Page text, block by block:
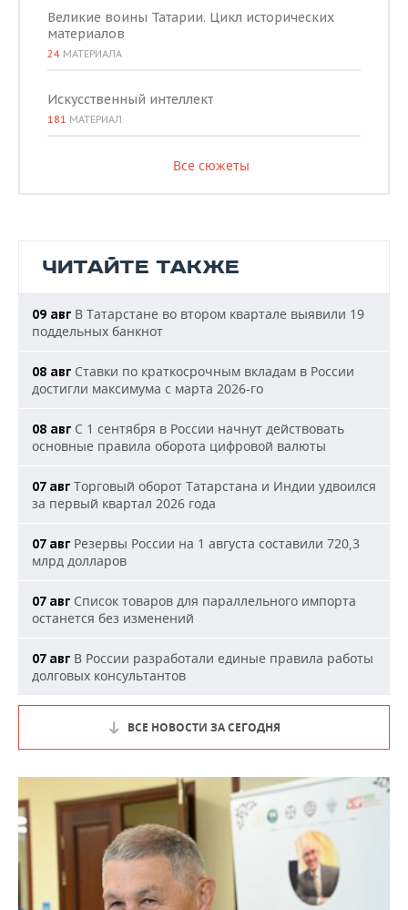
Великие воины Татарии. Цикл исторических
материалов
24 МАТЕРИАЛА
Искусственный интеллект
181 МАТЕРИАЛ
Все сюжеты
ЧИТАЙТЕ ТАКЖЕ
09 авг В Татарстане во втором квартале выявили 19
поддельных банкнот
08 авг Ставки по краткосрочным вкладам в России
достигли максимума с марта 2026-го
08 авг С 1 сентября в России начнут действовать
основные правила оборота цифровой валюты
07 авг Торговый оборот Татарстана и Индии удвоился
за первый квартал 2026 года
07 авг Резервы России на 1 августа составили 720,3
млрд долларов
07 авг Список товаров для параллельного импорта
останется без изменений
07 авг В России разработали единые правила работы
долговых консультантов
ВСЕ НОВОСТИ ЗА СЕГОДНЯ